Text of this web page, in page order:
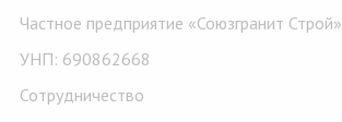
Частное предприятие «Союзгранит Строй»
УНП: 690862668
Сотрудничество